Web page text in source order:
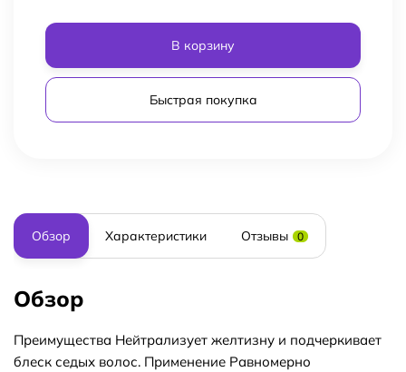
В корзину
Быстрая покупка
Обзор Характеристики Отзывы 0
Обзор
Преимущества Нейтрализует желтизну и подчеркивает
блеск седых волос. Применение Равномерно